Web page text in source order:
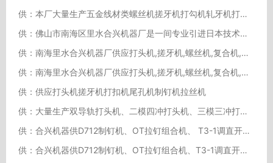
供：本厂大量生产五金线材类螺丝机搓牙机打勾机轧牙机打链机等
供：佛山市南海区里水合兴机器厂是一间专业引进日本技术、消化、开发、再设计、制造螺丝机器的企业。
供：南海里水合兴机器厂供应打头机,搓牙机,螺丝机,复合机,弹簧机,坑机,铣尾机,轧牙机,打勾机
供：南海里水合兴机器厂供应打头机,搓牙机,螺丝机,复合机,弹簧机,坑机,铣尾机,轧牙机,打勾机
供：供应打头机搓牙机打扣机尾孔机制钉机拉丝机
供：大量生产双导轨打头机、二模四冲打头机、三模三冲打头机、搓牙机等五金线材类机器
供：合兴机器供D712制钉机、OT拉钉组合机、 T3-1调直开料机（直线机）、 RF5-180 搓花机、
供：合兴机器供D712制钉机、OT拉钉组合机、T3-1调直开料机（直线机）、RF5-180搓花机、DJ5